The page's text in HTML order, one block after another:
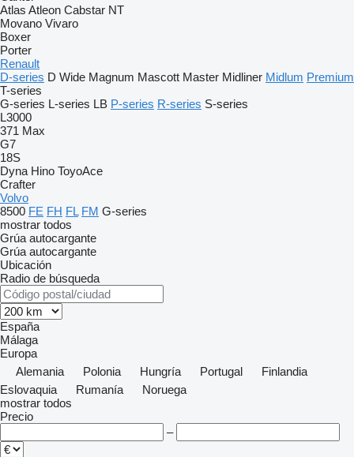
Atlas Atleon Cabstar NT
Movano Vivaro
Boxer
Porter
Renault
D-series D Wide Magnum Mascott Master Midliner Midlum Premium
T-series
G-series L-series LB P-series R-series S-series
L3000
371 Max
G7
18S
Dyna Hino ToyoAce
Crafter
Volvo
8500 FE FH FL FM G-series
mostrar todos
Grúa autocargante
Grúa autocargante
Ubicación
Radio de búsqueda
España
Málaga
Europa
Alemania
Polonia Hungría Portugal
Finlandia
Eslovaquia
Rumanía
Noruega
mostrar todos
Precio
–